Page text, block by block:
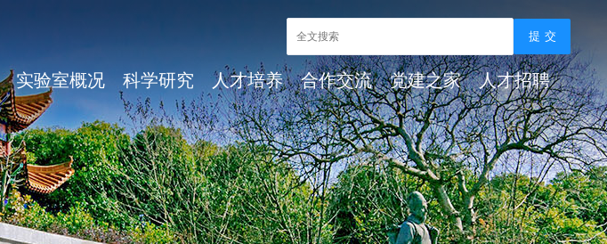
实验室概况 科学研究 人才培养 合作交流 党建之家 人才招聘